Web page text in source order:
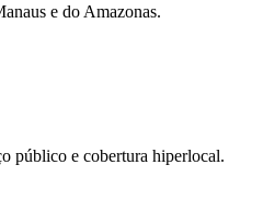
e do Amazonas.
público e cobertura hiperlocal.